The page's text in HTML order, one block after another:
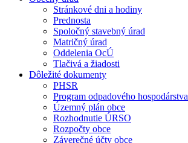
Stránkové dni a hodiny
Prednosta
Spoločný stavebný úrad
Matričný úrad
Oddelenia OcÚ
Tlačivá a žiadosti
Dôležité dokumenty
PHSR
Program odpadového hospodárstva
Územný plán obce
Rozhodnutie ÚRSO
Rozpočty obce
Záverečné účty obce